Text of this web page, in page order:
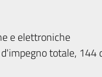
e elettroniche
totale, 144